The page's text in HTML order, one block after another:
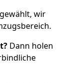
wir
Dann holen